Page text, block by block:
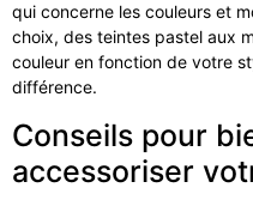
qui concerne les couleurs et
choix, des teintes pastel aux
couleur en fonction de votre
différence.
Conseils pour
accessoriser